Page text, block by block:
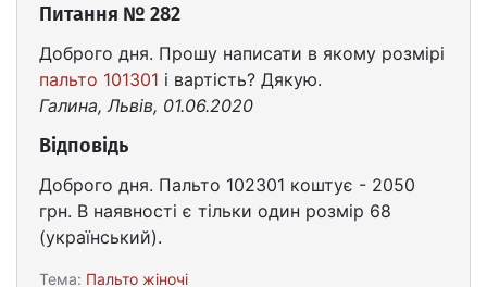
Питання № 282
Доброго дня. Прошу написати в якому розмірі
пальто 101301 і вартість? Дякую.
Галина, Львів, 01.06.2020
Відповідь
Доброго дня. Пальто 102301 коштує - 2050
грн. В наявності є тільки один розмір 68
(український).
Тема: Пальто жіночі